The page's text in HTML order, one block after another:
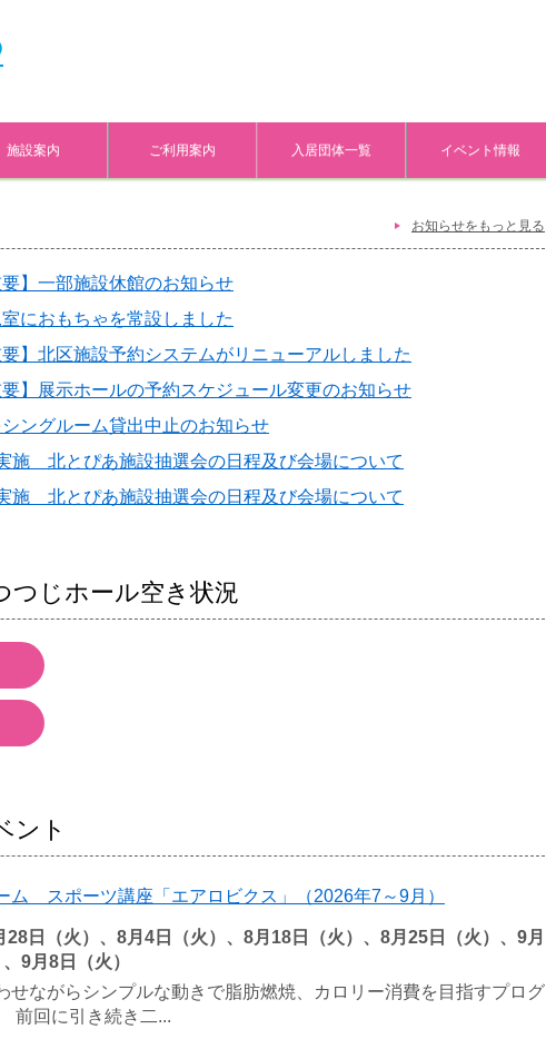
施設案内 ご利用案内 入居団体一覧 イベント情報
要】一部施設休館のお知らせ
におもちゃを常設しました
要】北区施設予約システムがリニューアルしました
要】展示ホールの予約スケジュール変更のお知らせ
シングルーム貸出中止のお知らせ
施 北とぴあ施設抽選会の日程及び会場について
施 北とぴあ施設抽選会の日程及び会場について
お知らせをもっと見る
つじホール空き状況
ント
ム スポーツ講座「エアロビクス」（2026年7～9月）
28日（火）、8月4日（火）、8月18日（火）、8月25日（火）、9月
9月8日（火）
せながらシンプルな動きで脂肪燃焼、カロリー消費を目指すプログ
前回に引き続き二...